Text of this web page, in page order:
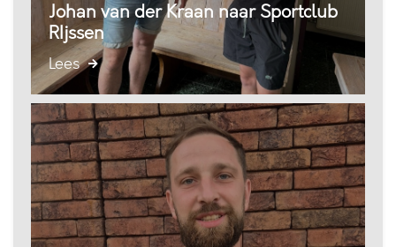
Johan van der Kraan naar Sportclub
RIjssen
Lees